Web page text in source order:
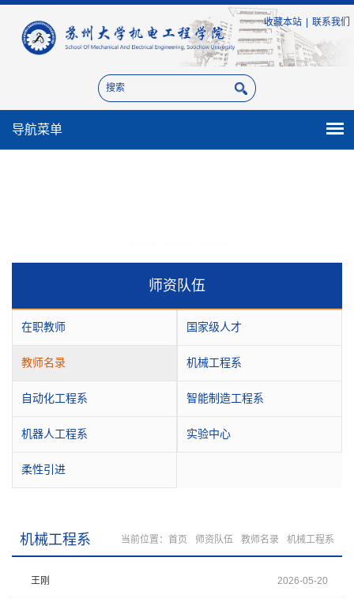
收藏本站 联系我们
导航菜单
师资队伍
在职教师 国家级人才
教师名录 机械工程系
自动化工程系 智能制造工程系
机器人工程系 实验中心
柔性引进
机械工程系 当前位置： 首页 师资队伍 教师名录 机械工程系
王刚 2026-05-20